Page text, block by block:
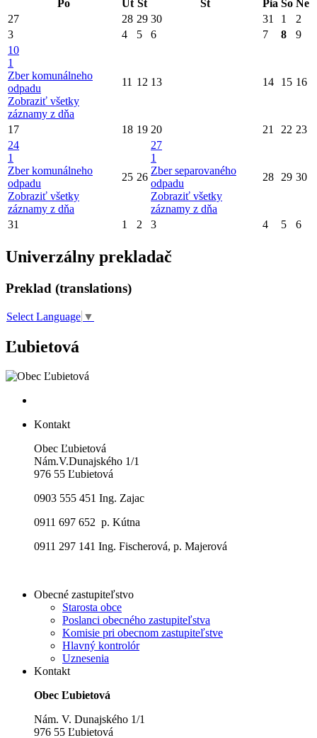
Po Ut St Št Pia So Ne
27
28 29 30 31 1
2
3
4 5 6 7 8
9
10
1
Zber komunálneho
odpadu
Zobraziť všetky
záznamy z dňa
11 12 13 14 15 16
17 18 19 20 21 22 23
24
1
Zber komunálneho
odpadu
Zobraziť všetky
záznamy z dňa
25 26
27
1
Zber separovaného
odpadu
Zobraziť všetky
záznamy z dňa
28 29 30
31 1 2 3 4 5 6
Univerzálny prekladač
Preklad (translations)
Select Language ▼
Ľubietová
Kontakt
Obec Ľubietová
Nám.V.Dunajského 1/1
976 55 Ľubietová
0903 555 451 Ing. Zajac
0911 697 652 p. Kútna
0911 297 141 Ing. Fischerová, p. Majerová
Obecné zastupiteľstvo
Starosta obce
Poslanci obecného zastupiteľstva
Komisie pri obecnom zastupiteľstve
Hlavný kontrolór
Uznesenia
Kontakt
Obec Ľubietová
Nám. V. Dunajského 1/1
976 55 Ľubietová